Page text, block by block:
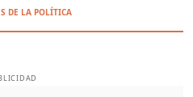
DE LA POLÍTICA